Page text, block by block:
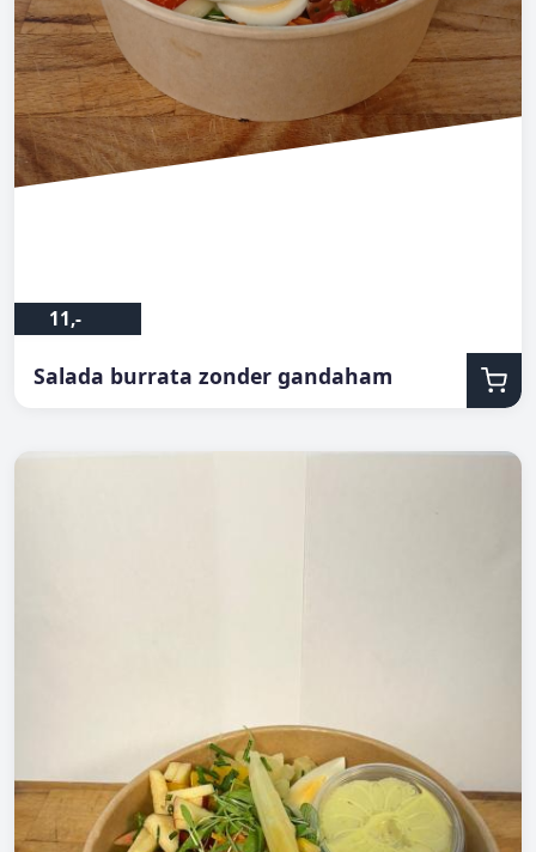
11,-
Salada burrata zonder gandaham